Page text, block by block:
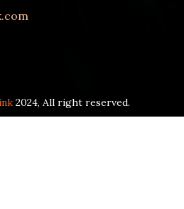
2024, All right reserved.